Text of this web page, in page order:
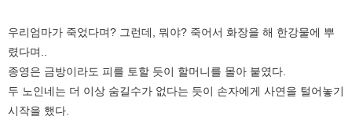
우리엄마가 죽었다며? 그런데, 뭐야? 죽어서 화장을 해 한강물에 뿌
렸다며..
종영은 금방이라도 피를 토할 듯이 할머니를 몰아 붙였다.
두 노인네는 더 이상 숨길수가 없다는 듯이 손자에게 사연을 털어놓기
시작을 했다.